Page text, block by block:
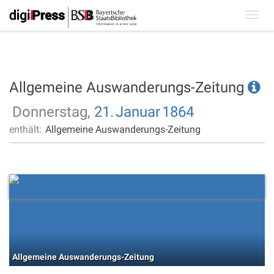
Allgemeine Auswanderungs-Zeitung
Donnerstag, 21.Januar1864
enthält: Allgemeine Auswanderungs-Zeitung
Allgemeine Auswanderungs-Zeitung